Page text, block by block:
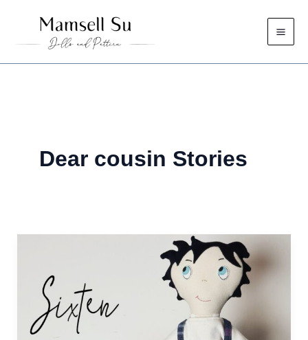
springen
Dear cousin Stories